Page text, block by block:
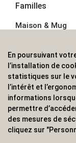
Familles
Maison & Mug
Écriture
Bagagerie sacs
ALVS,
professionnels.
En poursuivant
l’installation de
statistiques sur le
l’intérêt et
informations
permettre
des mesures de
cliquez sur